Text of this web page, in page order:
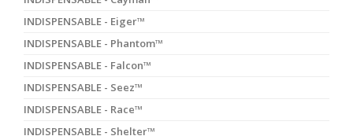
INDISPENSABLE - Eiger™
INDISPENSABLE - Phantom™
INDISPENSABLE - Falcon™
INDISPENSABLE - Seez™
INDISPENSABLE - Race™
INDISPENSABLE - Shelter™